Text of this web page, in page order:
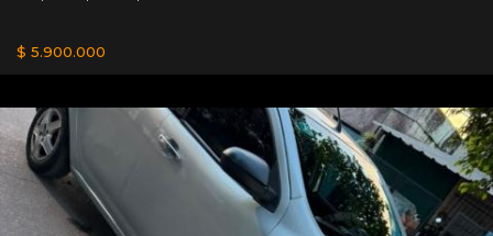
$ 5.900.000